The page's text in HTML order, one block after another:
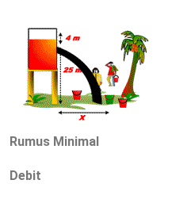
Rumus Minimal
Debit